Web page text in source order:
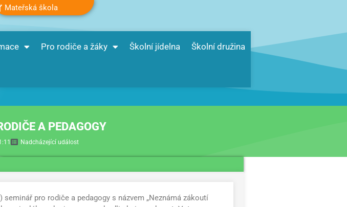
Mateřská škola
Pro rodiče a žáky Školní jídelna Školní družina
A PEDAGOGY
Nadcházející událost
pro rodiče a pedagogy s názvem „Neznámá zákoutí